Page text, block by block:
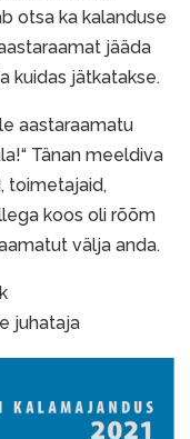
otsa ka kalanduse
jääda
kuidas jätkatakse.
aastaraamatu
Tänan meeldiva
toimetajaid,
koos oli rõõm
välja anda.
juhataja